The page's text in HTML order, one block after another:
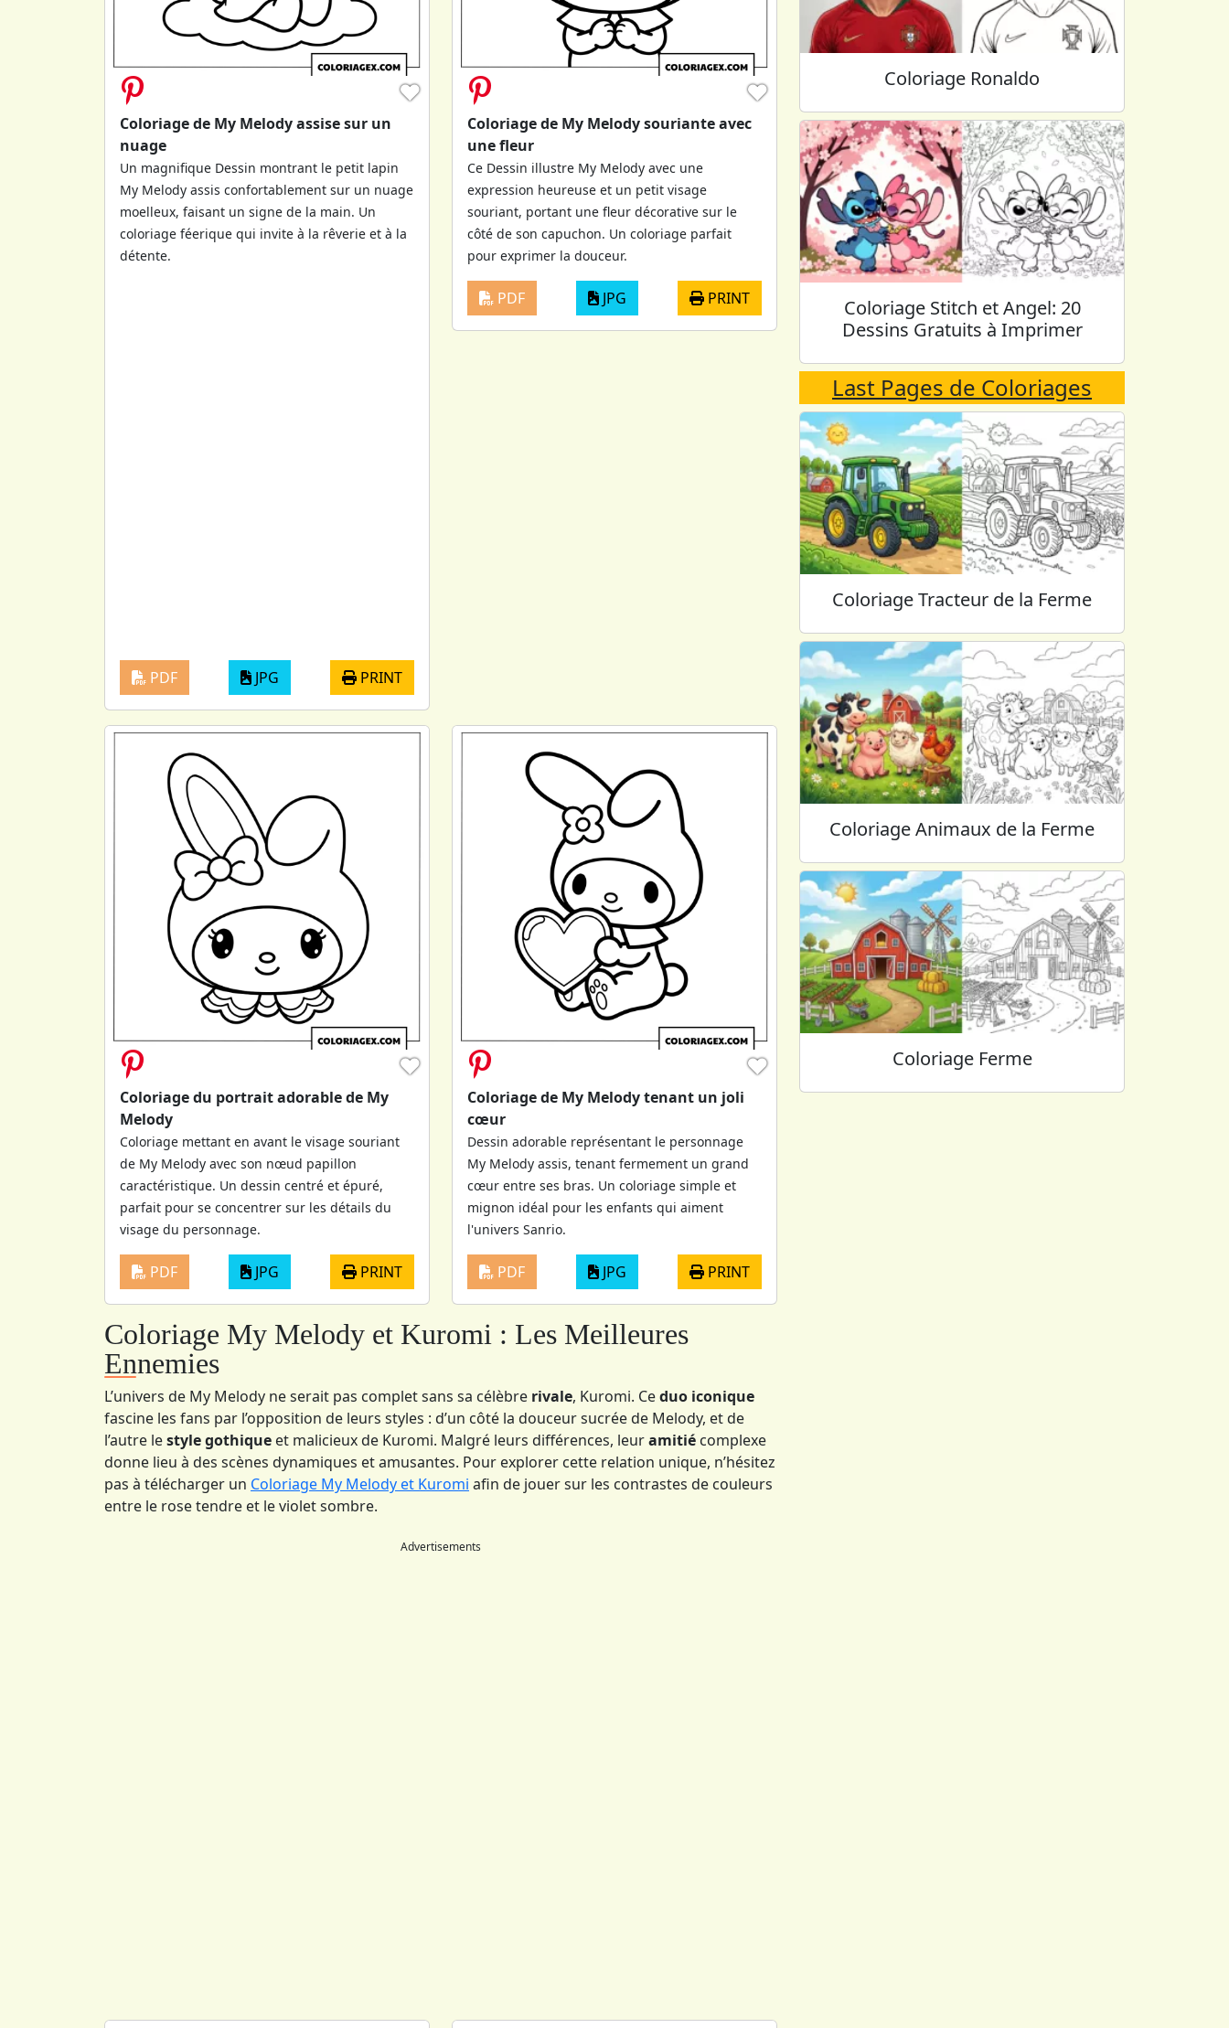
♥
Coloriage de My Melody assise sur un
nuage
Un magnifique Dessin montrant le petit lapin
My Melody assis confortablement sur un nuage
moelleux, faisant un signe de la main. Un
coloriage féerique qui invite à la rêverie et à la
détente.
PDF JPG PRINT
♥
Coloriage de My Melody souriante avec
une fleur
Ce Dessin illustre My Melody avec une
expression heureuse et un petit visage
souriant, portant une fleur décorative sur le
côté de son capuchon. Un coloriage parfait
pour exprimer la douceur.
PDF JPG PRINT
♥
Coloriage du portrait adorable de My
Melody
Coloriage mettant en avant le visage souriant
de My Melody avec son nœud papillon
caractéristique. Un dessin centré et épuré,
parfait pour se concentrer sur les détails du
visage du personnage.
PDF JPG PRINT
♥
Coloriage de My Melody tenant un joli
cœur
Dessin adorable représentant le personnage
My Melody assis, tenant fermement un grand
cœur entre ses bras. Un coloriage simple et
mignon idéal pour les enfants qui aiment
l'univers Sanrio.
PDF JPG PRINT
Coloriage My Melody et Kuromi : Les Meilleures
Ennemies
L’univers de My Melody ne serait pas complet sans sa célèbre rivale, Kuromi. Ceduo iconique
fascine les fans par l’opposition de leurs styles : d’un côté la douceur sucrée de Melody, et de
l’autre lestyle gothique et malicieux de Kuromi. Malgré leurs différences, leuramitié complexe
donne lieu à des scènes dynamiques et amusantes. Pour explorer cette relation unique, n’hésitez
pas à télécharger un Coloriage My Melody et Kuromi afin de jouer sur les contrastes de couleurs
entre le rose tendre et le violet sombre.
Advertisements
Coloriage Ronaldo
Coloriage Stitch et Angel: 20
Dessins Gratuits à Imprimer
Last Pages de Coloriages
Coloriage Tracteur de la Ferme
Coloriage Animaux de la Ferme
Coloriage Ferme